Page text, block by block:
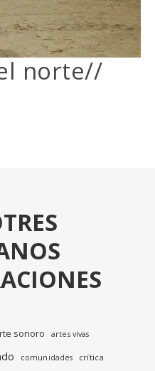
norte//
sonoro artes vivas
comunidades crítica